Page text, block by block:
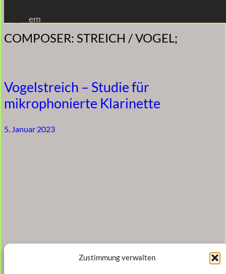
Zustimmung verwalten
Inhalt
springen
em
COMPOSER: STREICH / VOGEL;
Vogelstreich – Studie für
mikrophonierte Klarinette
5. Januar 2023